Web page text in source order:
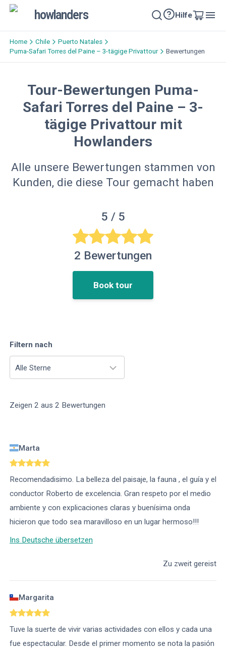
howlanders Hilfe
Home Chile
Puerto Natales
Puma-Safari Torres del Paine – 3-tägige Privattour
Bewertungen
Tour-Bewertungen Puma-
Safari Torres del Paine – 3-
tägige Privattour mit
Howlanders
Alle unsere Bewertungen stammen von
Kunden, die diese Tour gemacht haben
5 / 5
2 Bewertungen
Book tour
Filtern nach
Alle Sterne
Zeigen 2 aus 2 Bewertungen
Marta
Recomendadisimo. La belleza del paisaje, la fauna , el guía y el
conductor Roberto de excelencia. Gran respeto por el medio
ambiente y con explicaciones claras y buenísima onda
hicieron que todo sea maravilloso en un lugar hermoso!!!
Ins Deutsche übersetzen
Zu zweit gereist
Margarita
Tuve la suerte de vivir varias actividades con ellos y cada una
fue espectacular. Desde el primer momento se nota la pasión